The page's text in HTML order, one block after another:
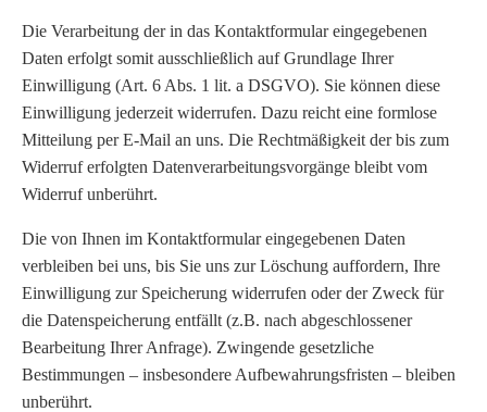
Die Verarbeitung der in das Kontaktformular eingegebenen
Daten erfolgt somit ausschließlich auf Grundlage Ihrer
Einwilligung (Art. 6 Abs. 1 lit. a DSGVO). Sie können diese
Einwilligung jederzeit widerrufen. Dazu reicht eine formlose
Mitteilung per E-Mail an uns. Die Rechtmäßigkeit der bis zum
Widerruf erfolgten Datenverarbeitungsvorgänge bleibt vom
Widerruf unberührt.
Die von Ihnen im Kontaktformular eingegebenen Daten
verbleiben bei uns, bis Sie uns zur Löschung auffordern, Ihre
Einwilligung zur Speicherung widerrufen oder der Zweck für
die Datenspeicherung entfällt (z.B. nach abgeschlossener
Bearbeitung Ihrer Anfrage). Zwingende gesetzliche
Bestimmungen – insbesondere Aufbewahrungsfristen – bleiben
unberührt.